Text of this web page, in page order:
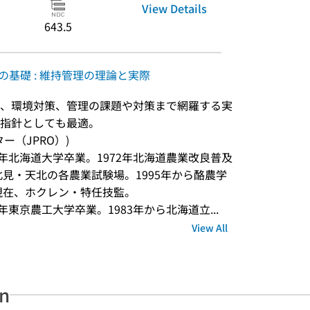
643.5
View Details
基礎 : 維持管理の理論と実際
環境対策、管理の課題や対策まで網羅する実
針としても最適。
（JPRO）)
北海道大学卒業。1972年北海道農業改良普及
・天北の各農業試験場。1995年から酪農学
、ホクレン・特任技監。
東京農工大学卒業。1983年から北海道立...
View All